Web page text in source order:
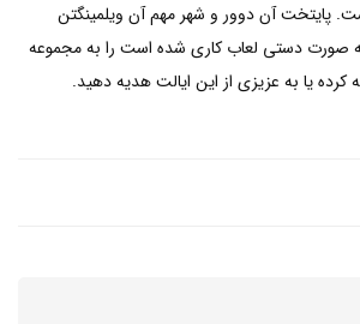
پایتخت آن دوور و شهر مهم آن ویلمینگتن
صورت دستی لعاب کاری شده است را به مجموعه
یا به عزیزی از این ایالت هدیه دهید.